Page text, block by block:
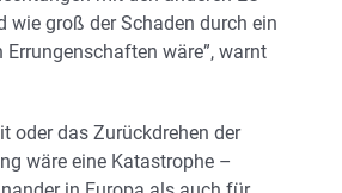
wie groß der Schaden durch ein
Errungenschaften wäre”, warnt
oder das Zurückdrehen der
wäre eine Katastrophe –